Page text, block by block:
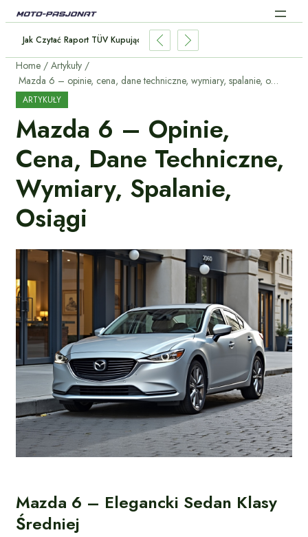
Rezydualną Samochodu Przed Zakupem?
Home
Artykuły
Mazda 6 – opinie, cena, dane techniczne, wymiary, spalanie, osiągi
ARTYKUŁY
Mazda 6 – Opinie,
Cena, Dane Techniczne,
Wymiary, Spalanie,
Osiągi
Mazda 6 – Elegancki Sedan Klasy
Średniej